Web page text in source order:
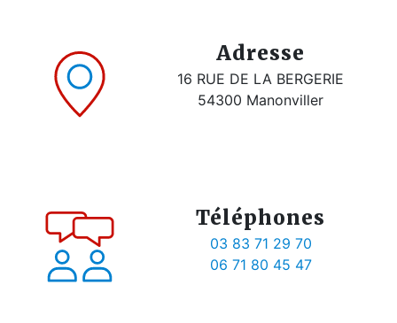
Adresse
16 RUE DE LA BERGERIE
54300 Manonviller
Téléphones
03 83 71 29 70
06 71 80 45 47